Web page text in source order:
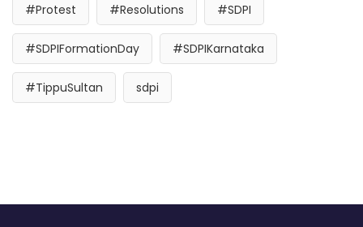
#Protest #Resolutions #SDPI
#SDPIFormationDay #SDPIKarnataka
#TippuSultan sdpi